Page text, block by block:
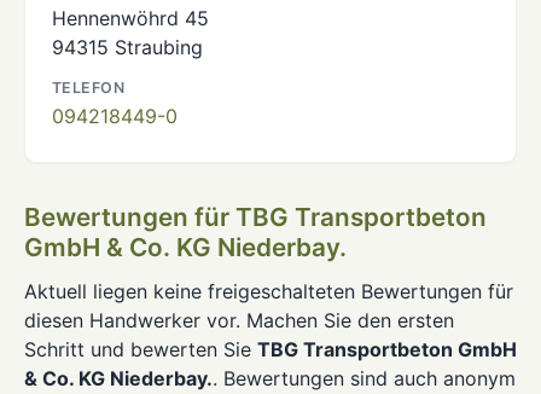
Hennenwöhrd 45
94315 Straubing
TELEFON
094218449-0
Bewertungen für TBG Transportbeton
GmbH & Co. KG Niederbay.
Aktuell liegen keine freigeschalteten Bewertungen für
diesen Handwerker vor. Machen Sie den ersten
Schritt und bewerten Sie TBG Transportbeton GmbH
& Co. KG Niederbay.. Bewertungen sind auch anonym